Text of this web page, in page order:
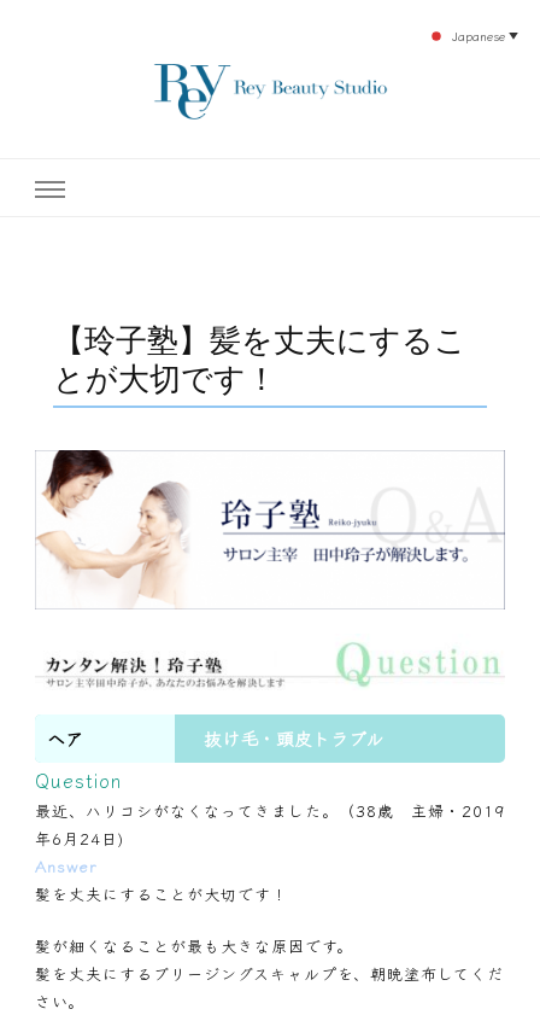
テ開設45年の実績を誇る本格エステだからこそ、お客様が必ず満足してもらえるこ
【玲子塾】髪を丈夫にするこ
とが大切です！
ヘア 抜け毛・頭皮トラブル
Question
最近、ハリコシがなくなってきました。（38歳 主婦・2019
年6月24日)
Answer
髪を丈夫にすることが大切です！
髪が細くなることが最も大きな原因です。
髪を丈夫にするブリージングスキャルプを、朝晩塗布してくだ
さい。
Japanese ▼